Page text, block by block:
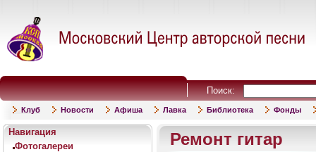
Поиск:
Клуб Новости Афиша Лавка Библиотека Фонды
Навигация
Фотогалереи
Ремонт гитар